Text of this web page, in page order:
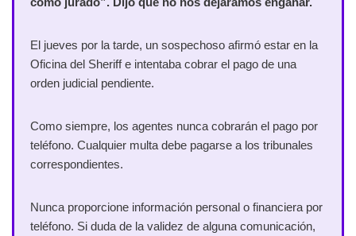
El jueves por la tarde, un sospechoso afirmó estar en la
Oficina del Sheriff e intentaba cobrar el pago de una
orden judicial pendiente.
Como siempre, los agentes nunca cobrarán el pago por
teléfono. Cualquier multa debe pagarse a los tribunales
correspondientes.
Nunca proporcione información personal o financiera por
teléfono. Si duda de la validez de alguna comunicación,